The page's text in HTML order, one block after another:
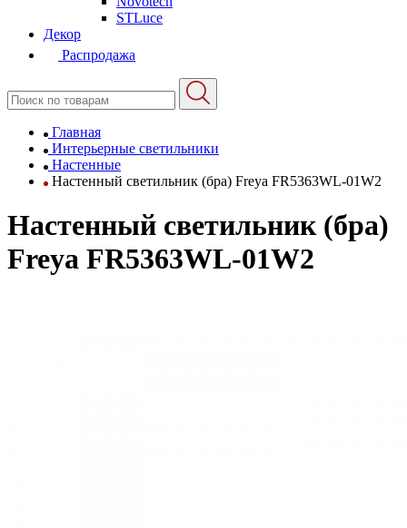
STLuce
Декор
Распродажа
Главная
Интерьерные светильники
Настенные
Настенный светильник (бра) Freya FR5363WL-01W2
Настенный светильник (бра)
Freya FR5363WL-01W2